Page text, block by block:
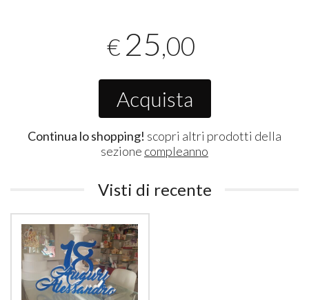
€ 25,00
Acquista
Continua lo shopping! scopri altri prodotti della
sezione compleanno
Visti di recente